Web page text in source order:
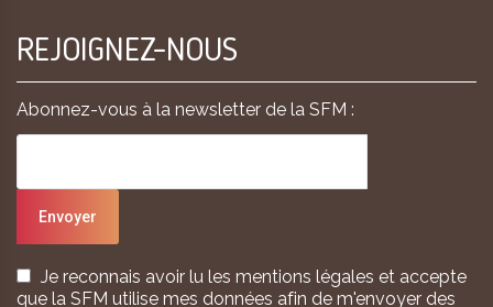
REJOIGNEZ-NOUS
Abonnez-vous à la newsletter de la SFM :
Je reconnais avoir lu les mentions légales et accepte
que la SFM utilise mes données afin de m'envoyer des